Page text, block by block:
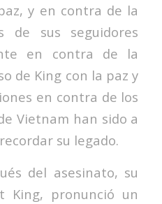
y en contra de la
de sus seguidores
en contra de la
de King con la paz y
en contra de los
Vietnam han sido a
su legado.
del asesinato, su
King, pronunció un